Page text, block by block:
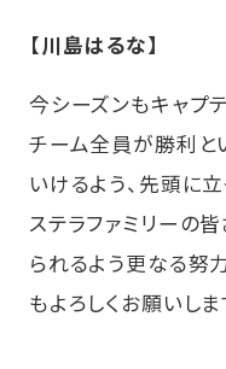
【川島はるな】
今シーズンもキャプ
チーム全員が勝利と
いけるよう、先頭に
ステラファミリーの
られるよう更なる努
もよろしくお願いしま